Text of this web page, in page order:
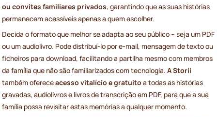
ou convites familiares privados, garantindo que as suas histórias
permanecem acessíveis apenas a quem escolher.
Decida o formato que melhor se adapta ao seu público – seja um PDF
ou um audiolivro. Pode distribuí-lo por e-mail, mensagem de texto ou
ficheiros para download, facilitando a partilha mesmo com membros
da família que não são familiarizados com tecnologia. A Storii
também ofereceacesso vitalício e gratuito a todas as histórias
gravadas, audiolivros e livros de transcrição em PDF, para que a sua
família possa revisitar estas memórias a qualquer momento.